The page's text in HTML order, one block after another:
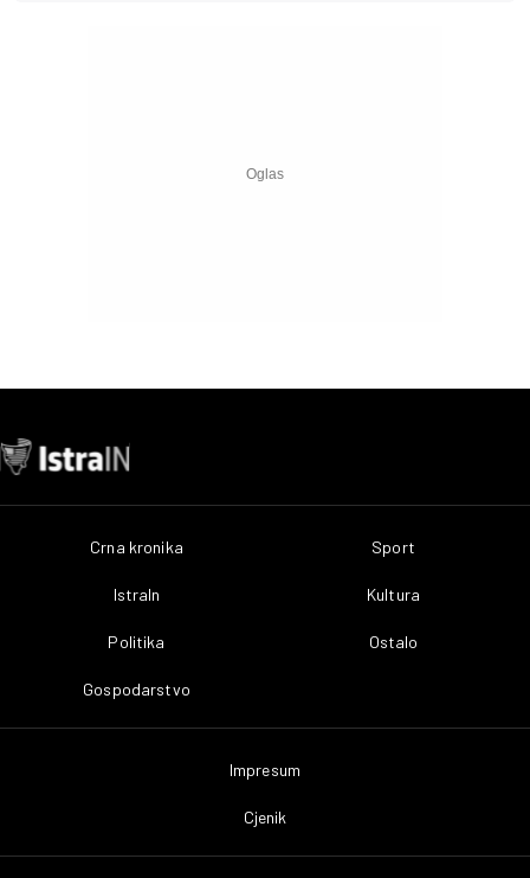
Crna kronika
IstraIn
Politika
Gospodarstvo
Sport
Kultura
Ostalo
Impresum
Cjenik